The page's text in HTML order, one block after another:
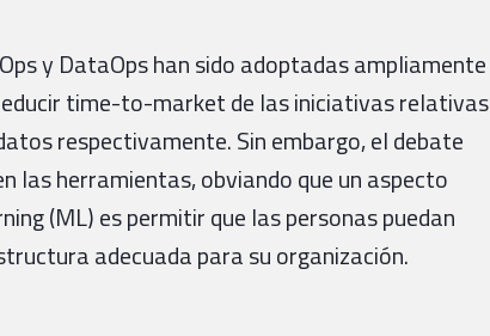
y DataOps han sido adoptadas ampliamente
time-to-market de las iniciativas relativas
respectivamente. Sin embargo, el debate
las herramientas, obviando que un aspecto
(ML) es permitir que las personas puedan
adecuada para su organización.